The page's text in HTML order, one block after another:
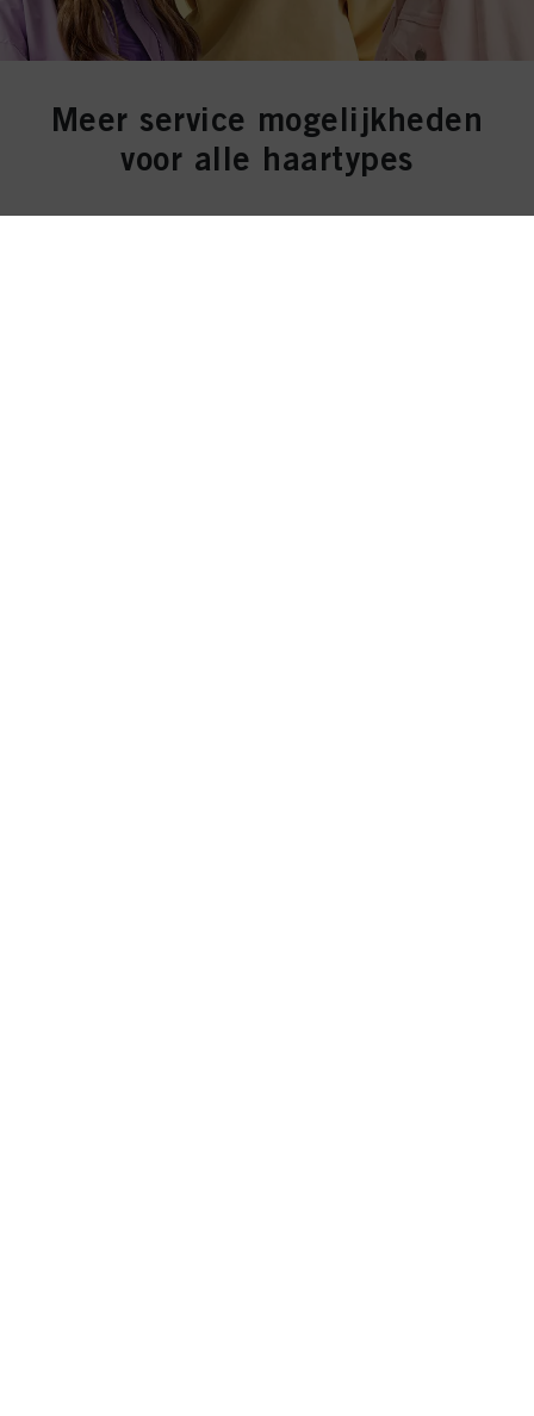
Meer service mogelijkheden
voor alle haartypes